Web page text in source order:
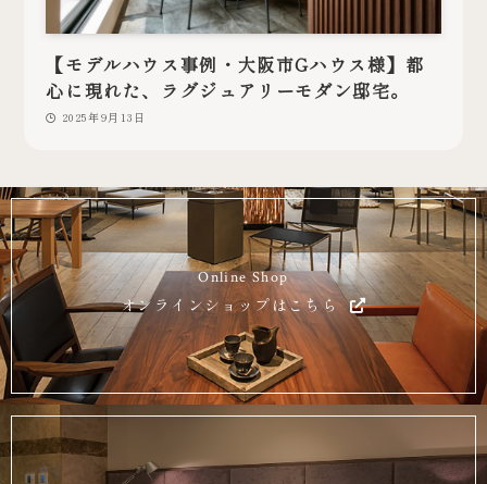
【モデルハウス事例・大阪市Gハウス様】都
心に現れた、ラグジュアリーモダン邸宅。
2025年9月13日
Online Shop
オンラインショップはこちら